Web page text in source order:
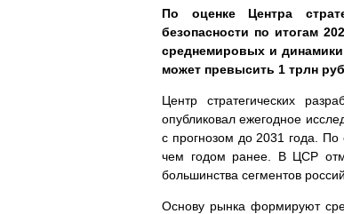
По оценке Центра
безопасности по итогам
среднемировых и динамики
может превысить 1 трлн
Центр стратегических
опубликовал ежегодное
с прогнозом до 2031 года.
чем годом ранее. В ЦСР
большинства сегментов
Основу рынка формируют